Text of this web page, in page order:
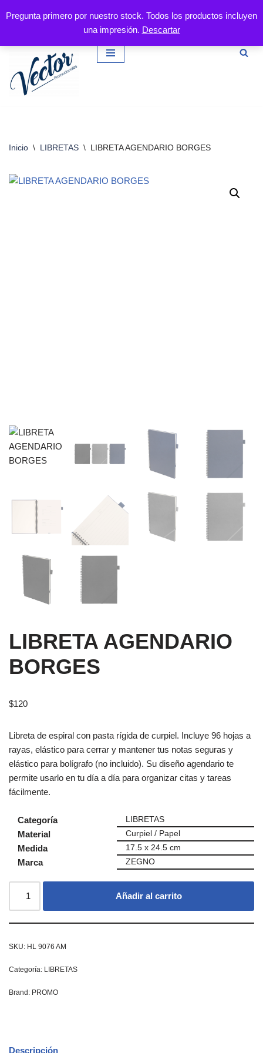
Pregunta primero por nuestro stock. Todos los productos incluyen
una impresión. Descartar
al
contenido
Inicio \ LIBRETAS \ LIBRETA AGENDARIO BORGES
LIBRETA AGENDARIO
BORGES
$120
Libreta de espiral con pasta rígida de curpiel. Incluye 96 hojas a
rayas, elástico para cerrar y mantener tus notas seguras y
elástico para bolígrafo (no incluido). Su diseño agendario te
permite usarlo en tu día a día para organizar citas y tareas
fácilmente.
Categoría LIBRETAS
Material Curpiel / Papel
Medida 17.5 x 24.5 cm
Marca ZEGNO
Añadir al carrito
SKU: HL 9076 AM
Categoría: LIBRETAS
Brand: PROMO
Descripción